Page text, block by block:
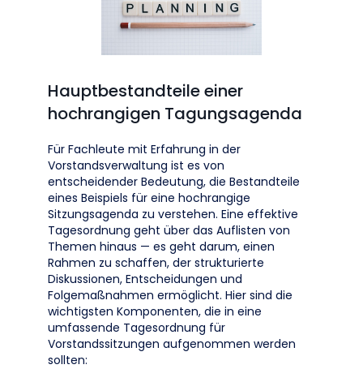
Hauptbestandteile einer
hochrangigen Tagungsagenda
Für Fachleute mit Erfahrung in der
Vorstandsverwaltung ist es von
entscheidender Bedeutung, die Bestandteile
eines Beispiels für eine hochrangige
Sitzungsagenda zu verstehen. Eine effektive
Tagesordnung geht über das Auflisten von
Themen hinaus — es geht darum, einen
Rahmen zu schaffen, der strukturierte
Diskussionen, Entscheidungen und
Folgemaßnahmen ermöglicht. Hier sind die
wichtigsten Komponenten, die in eine
umfassende Tagesordnung für
Vorstandssitzungen aufgenommen werden
sollten: